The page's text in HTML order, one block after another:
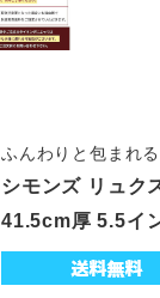
ふんわりと包まれ
シモンズ リュク
41.5cm厚 5.5イ